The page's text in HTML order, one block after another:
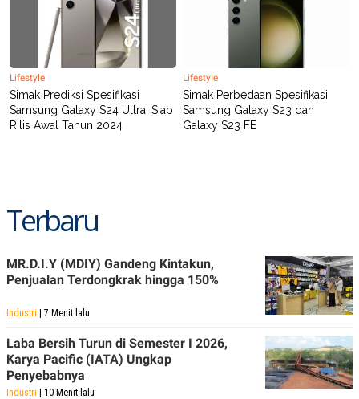
Lifestyle
Simak Prediksi Spesifikasi
Samsung Galaxy S24 Ultra, Siap
Rilis Awal Tahun 2024
Lifestyle
Simak Perbedaan Spesifikasi
Samsung Galaxy S23 dan
Galaxy S23 FE
Terbaru
MR.D.I.Y (MDIY) Gandeng Kintakun,
Penjualan Terdongkrak hingga 150%
Industri | 7 Menit lalu
Laba Bersih Turun di Semester I 2026,
Karya Pacific (IATA) Ungkap
Penyebabnya
Industri | 10 Menit lalu